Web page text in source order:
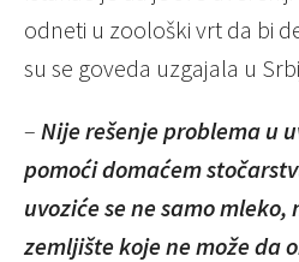
odneti u zoološki vrt da bi
su se goveda uzgajala u
– Nije rešenje problema u
pomoći domaćem
uvoziće se ne samo mleko,
zemljište koje ne može da